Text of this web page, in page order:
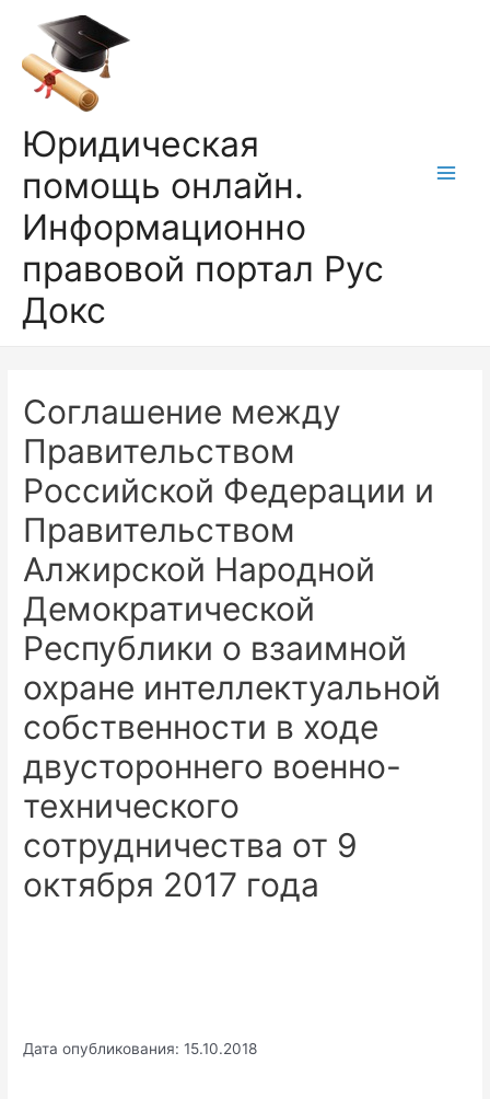
содержимому
Юридическая
помощь онлайн.
Информационно
правовой портал Рус
Докс
Соглашение между
Правительством
Российской Федерации и
Правительством
Алжирской Народной
Демократической
Республики о взаимной
охране интеллектуальной
собственности в ходе
двустороннего военно-
технического
сотрудничества от 9
октября 2017 года
Дата опубликования: 15.10.2018